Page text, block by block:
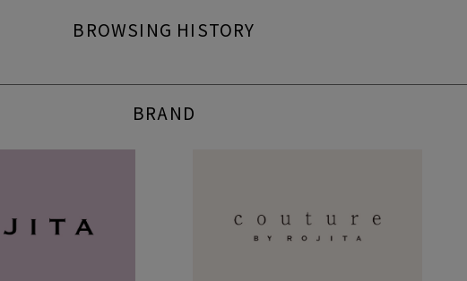
BROWSING HISTORY
BRAND